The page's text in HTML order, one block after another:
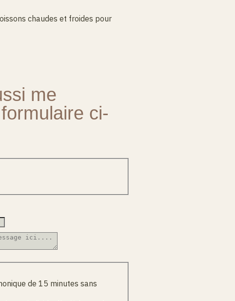
chaudes et froides pour
me
ci-
de 15 minutes sans